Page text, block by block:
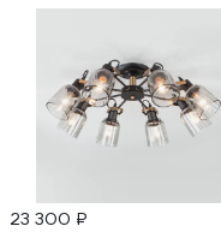
23 300 ₽